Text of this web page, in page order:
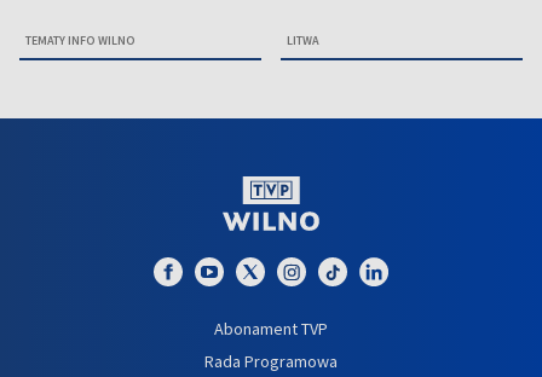
TEMATY INFO WILNO LITWA
Abonament TVP
Rada Programowa